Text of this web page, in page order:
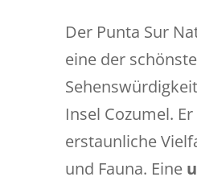
Der Punta Sur
eine der
Insel Cozumel.
erstaunliche
und Fauna. Eine